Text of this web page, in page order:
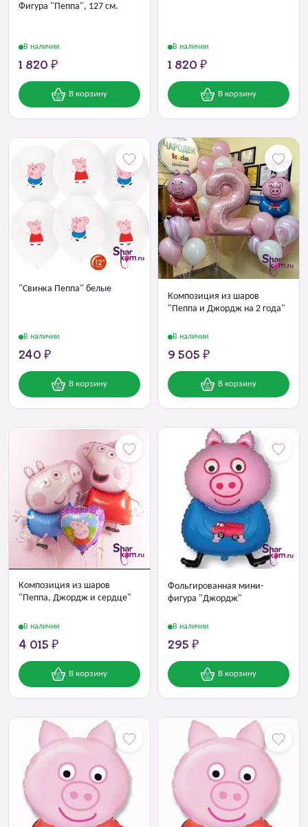
Фигура "Пеппа", 127 см.
В наличии
1 820 ₽
В корзину
В наличии
1 820 ₽
В корзину
"Свинка Пеппа" белые
В наличии
240 ₽
В корзину
Композиция из шаров
"Пеппа и Джордж на 2 года"
В наличии
9 505 ₽
В корзину
Композиция из шаров
"Пеппа, Джордж и сердце"
В наличии
4 015 ₽
В корзину
Фольгированная мини-
фигура "Джордж"
В наличии
295 ₽
В корзину